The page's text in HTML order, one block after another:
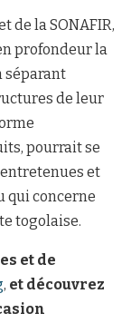
de la SONAFIR,
profondeur la
séparant
de leur
pourrait se
et
qui concerne
togolaise.
et de
, et découvrez